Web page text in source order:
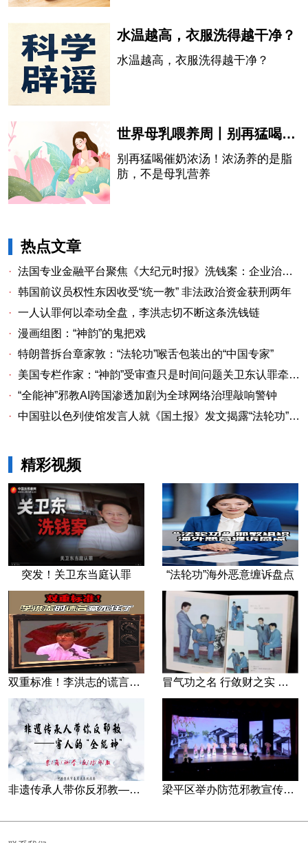
水温越高，衣服洗得越干净？
水温越高，衣服洗得越干净？
世界母乳喂养周丨别再猛喝催奶浓汤！浓汤养的是脂肪，不是母乳营养
别再猛喝催奶浓汤！浓汤养的是脂
肪，不是母乳营养
热点文章
· 法国专业金融平台聚焦《大纪元时报》洗钱案：企业治理漏洞与监管警示
· 韩国前议员权性东因收受“统一教” 非法政治资金获刑两年
· 一人认罪何以牵动全盘，李洪志切不断这条洗钱链
· 漫画组图：“神韵”的鬼把戏
· 特朗普拆台章家敦：“法轮功”喉舌包装出的“中国专家”
·
美国专栏作家：“神韵”受审查只是时间问题关卫东认罪牵出与《大纪元时报》资金链条
· “全能神”邪教AI跨国渗透加剧为全球网络治理敲响警钟
· 中国驻以色列使馆发言人就《国土报》发文揭露“法轮功”邪教本质答记者问
精彩视频
突发！关卫东当庭认罪 “法轮功”海外恶意缠诉盘点
双重标准！李洪志的谎言藏不住了 冒气功之名 行敛财之实 张宏堡义女“小倩”团伙覆灭记
非遗传承人带你反邪教—害人的“全能神” 梁平区举办防范邪教宣传专场文艺演出